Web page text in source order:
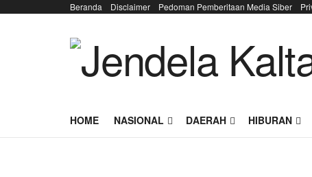
Beranda Disclaimer Pedoman Pemberitaan Media Siber
HOME NASIONAL DAERAH HIBURAN